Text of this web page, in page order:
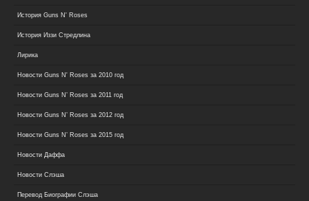
История Guns N' Roses
История Иззи Стредлина
Лирика
Новости Guns N' Roses за 2010 год
Новости Guns N’ Roses за 2011 год
Новости Guns N’ Roses за 2012 год
Новости Guns N’ Roses за 2015 год
Новости Даффа
Новости Слэша
Перевод Биографии Слэша